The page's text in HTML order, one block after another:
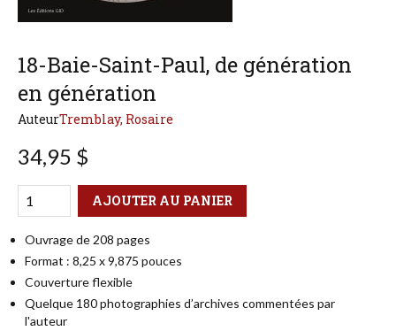
18-Baie-Saint-Paul, de génération
en génération
AuteurTremblay, Rosaire
34,95 $
Qté
Format AJOUTER AU PANIER
Ouvrage de 208 pages
Format : 8,25 x 9,875 pouces
Couverture flexible
Quelque 180 photographies d’archives commentées par
l'auteur